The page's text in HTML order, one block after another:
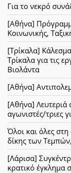
Για το νεκρό
[Αθήνα]
Κοινωνικής,
[Τρίκαλα]
Τρίκαλα για τις
Βιολάντα
[Αθήνα]
[Αθήνα] Λευτεριά
αγωνιστές/τριες
Όλοι και όλες
δίκης των
[Λάρισα]
κρατικό έγκλημα